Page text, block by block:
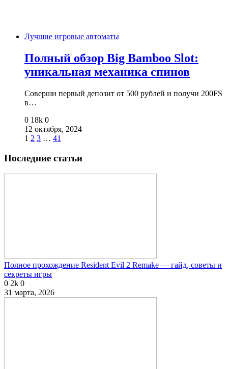
Лучшие игровые автоматы
Полный обзор Big Bamboo Slot:
уникальная механика спинов
Соверши первый депозит от 500 рублей и получи 200FS
в…
0 18k 0
12 октября, 2024
1 2 3 … 41
Последние статьи
Полное прохождение Resident Evil 2 Remake — гайд, советы и
секреты игры
0 2k 0
31 марта, 2026